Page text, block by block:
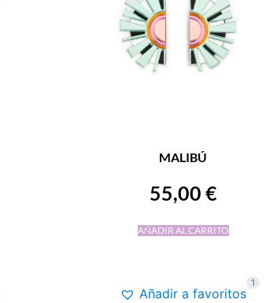
MALIBÚ
55,00 €
AÑADIR AL CARRITO
Añadir a favoritos
1